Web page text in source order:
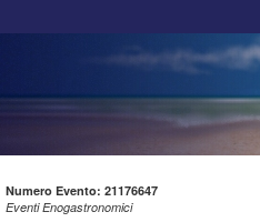
Numero Evento: 21176647
Eventi Enogastronomici